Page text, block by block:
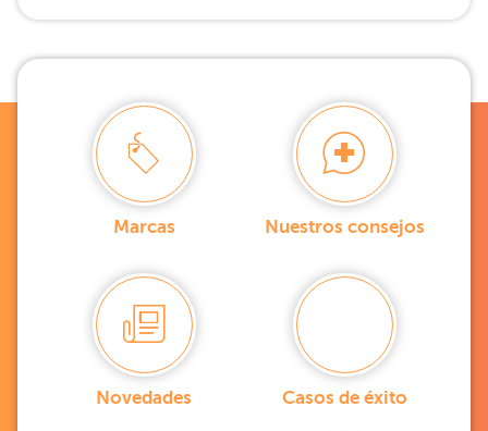
Marcas Nuestros consejos
Novedades Casos de éxito